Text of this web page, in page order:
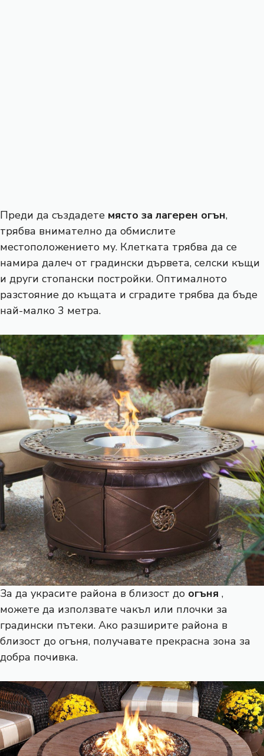
Преди да създадете място за лагерен огън,
трябва внимателно да обмислите
местоположението му. Клетката трябва да се
намира далеч от градински дървета, селски къщи
и други стопански постройки. Оптималното
разстояние до къщата и сградите трябва да бъде
най-малко 3 метра.
За да украсите района в близост до огъня ,
можете да използвате чакъл или плочки за
градински пътеки. Ако разширите района в
близост до огъня, получавате прекрасна зона за
добра почивка.